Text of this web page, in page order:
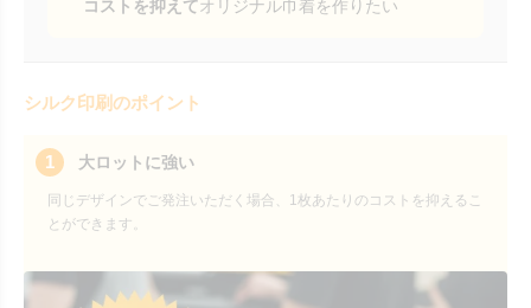
コストを抑えてオリジナル巾着を作りたい
シルク印刷のポイント
1 大ロットに強い
同じデザインでご発注いただく場合、1枚あたりのコストを抑えるこ
とができます。